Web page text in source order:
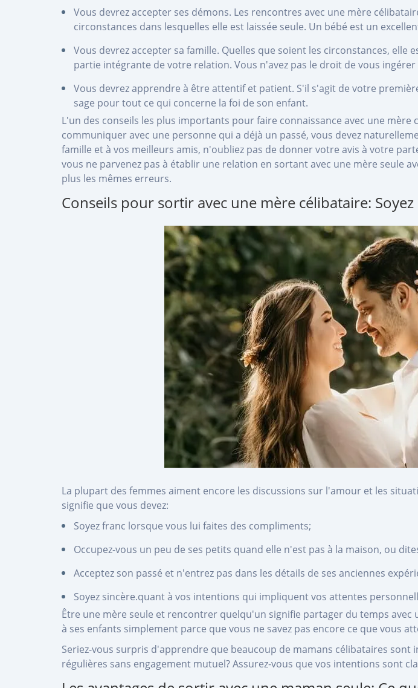
Vous devrez accepter ses démons. Les rencontres avec une mère
circonstances dans lesquelles elle est laissée seule. Un bébé est un
Vous devrez accepter sa famille. Quelles que soient les circonstances,
partie intégrante de votre relation. Vous n'avez pas le droit de vous ingérer
Vous devrez apprendre à être attentif et patient. S'il s'agit de votre
sage pour tout ce qui concerne la foi de son enfant.
L'un des conseils les plus importants pour faire connaissance avec une
communiquer avec une personne qui a déjà un passé, vous devez
famille et à vos meilleurs amis, n'oubliez pas de donner votre avis à votre
vous ne parvenez pas à établir une relation en sortant avec une mère seule
plus les mêmes erreurs.
Conseils pour sortir avec une mère célibataire: Soyez
La plupart des femmes aiment encore les discussions sur l'amour et les
signifie que vous devez:
Soyez franc lorsque vous lui faites des compliments;
Occupez-vous un peu de ses petits quand elle n'est pas à la maison, ou
Acceptez son passé et n'entrez pas dans les détails de ses anciennes
Soyez sincère.quant à vos intentions qui impliquent vos attentes
Être une mère seule et rencontrer quelqu'un signifie partager du temps
à ses enfants simplement parce que vous ne savez pas encore ce que vous
Seriez-vous surpris d'apprendre que beaucoup de mamans célibataires
régulières sans engagement mutuel? Assurez-vous que vos intentions sont